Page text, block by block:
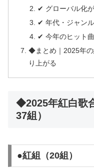
✔ グローバル化
✔ 年代・ジャン
✔ 今年のヒット
◆まとめ｜2025年の
り上がる
◆2025年紅白歌
37組）
●紅組（20組）